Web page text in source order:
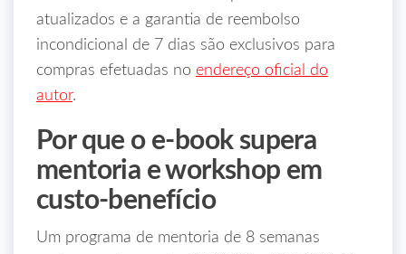
atualizados e a garantia de reembolso
incondicional de 7 dias são exclusivos para
compras efetuadas no endereço oficial do
autor.
Por que o e‑book supera
mentoria e workshop em
custo‑benefício
Um programa de mentoria de 8 semanas